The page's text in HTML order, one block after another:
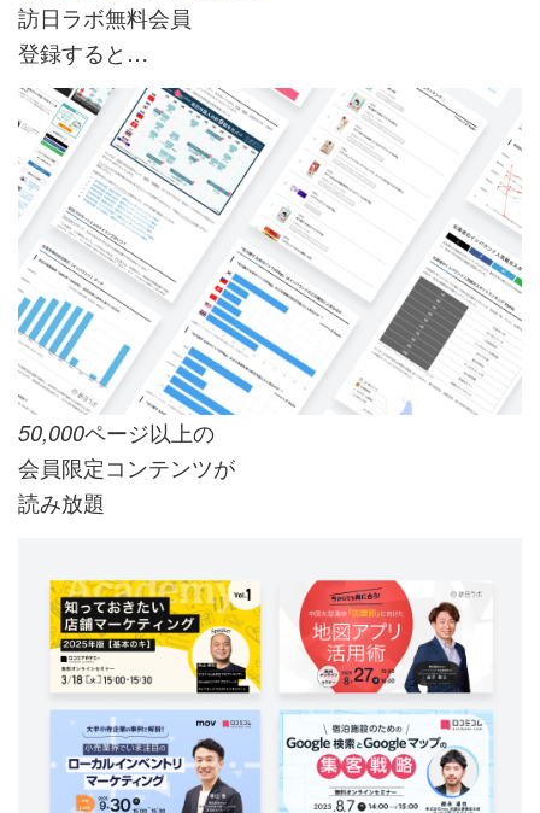
訪日ラボ無料会員
登録すると…
50,000ページ以上の
会員限定コンテンツが
読み放題